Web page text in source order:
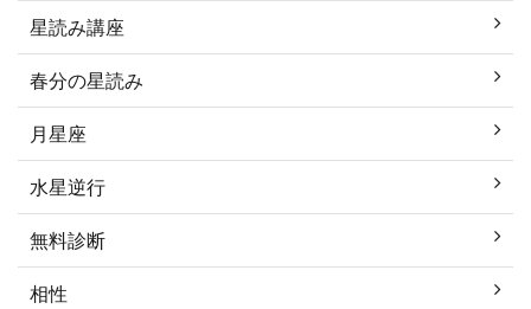
星読み講座
春分の星読み
月星座
水星逆行
無料診断
相性